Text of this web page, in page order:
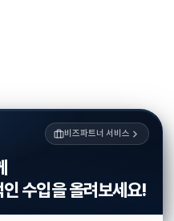
비즈파트너 서비스
수입을 올려보세요!